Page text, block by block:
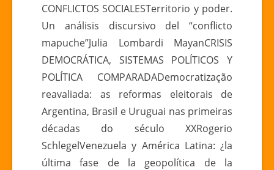
CONFLICTOS SOCIALESTerritorio y poder.
Un análisis discursivo del “conflicto
mapuche”Julia Lombardi MayanCRISIS
DEMOCRÁTICA, SISTEMAS POLÍTICOS Y
POLÍTICA COMPARADADemocratização
reavaliada: as reformas eleitorais de
Argentina, Brasil e Uruguai nas primeiras
décadas do século XXRogerio
SchlegelVenezuela y América Latina: ¿la
última fase de la geopolítica de la